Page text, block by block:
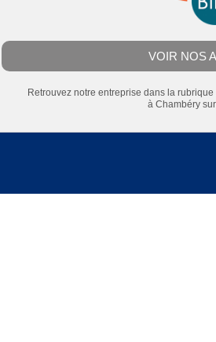
VOIR NOS
Retrouvez notre entreprise dans la rubrique
à Chambéry